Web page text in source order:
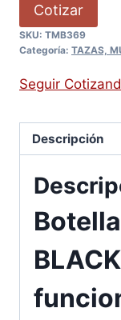
Cotizar
SKU: TMB369
Categoría: TAZAS,
Seguir
Descripción